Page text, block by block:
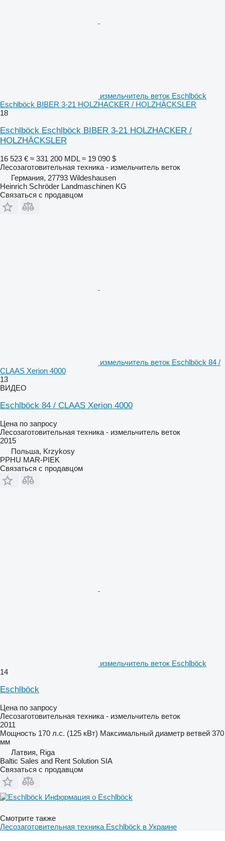
измельчитель веток Eschlböck
Eschlböck BIBER 3-21 HOLZHACKER / HOLZHÄCKSLER
18
Eschlböck Eschlböck BIBER 3-21 HOLZHACKER /
HOLZHÄCKSLER
16 523 € ≈ 331 200 MDL ≈ 19 090 $
Лесозаготовительная техника - измельчитель веток
Германия, 27793 Wildeshausen
Heinrich Schröder Landmaschinen KG
Связаться с продавцом
измельчитель веток Eschlböck 84 /
CLAAS Xerion 4000
13
ВИДЕО
Eschlböck 84 / CLAAS Xerion 4000
Цена по запросу
Лесозаготовительная техника - измельчитель веток
2015
Польша, Krzykosy
PPHU MAR-PIEK
Связаться с продавцом
измельчитель веток Eschlböck
14
Eschlböck
Цена по запросу
Лесозаготовительная техника - измельчитель веток
2011
Мощность 170 л.с. (125 кВт) Максимальный диаметр ветвей 370
мм
Латвия, Riga
Baltic Sales and Rent Solution SIA
Связаться с продавцом
Информация о Eschlböck
Смотрите также
Лесозаготовительная техника Eschlböck в Украине